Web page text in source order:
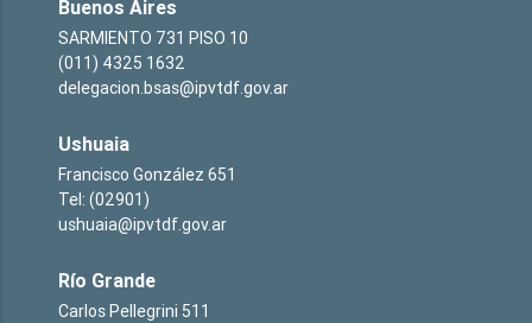
Buenos Aires
SARMIENTO 731 PISO 10
(011) 4325 1632
delegacion.bsas@ipvtdf.gov.ar
Ushuaia
Francisco González 651
Tel: (02901)
ushuaia@ipvtdf.gov.ar
Río Grande
Carlos Pellegrini 511